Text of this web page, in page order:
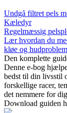
Undgå filtret pels
Kæledyr
Regelmæssig
Lær hvordan du
kløe og
Den komplette
Denne e-bog
bedst til din livsstil
forskellige racer,
det nemmere for
Download guiden